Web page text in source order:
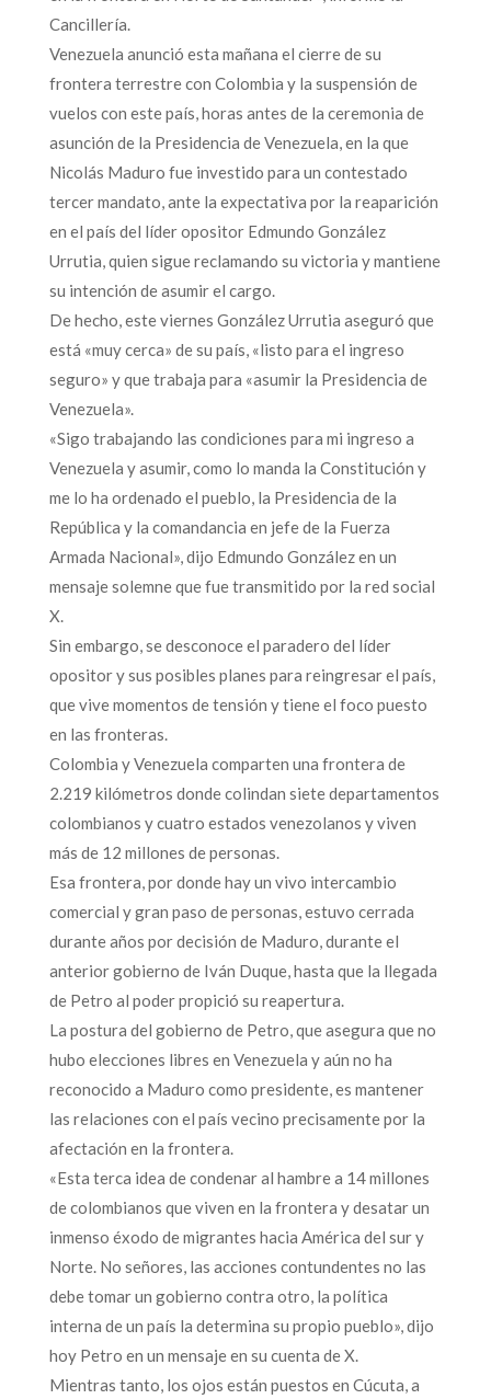
Cancillería.
Venezuela anunció esta mañana el cierre de su
frontera terrestre con Colombia y la suspensión de
vuelos con este país, horas antes de la ceremonia de
asunción de la Presidencia de Venezuela, en la que
Nicolás Maduro fue investido para un contestado
tercer mandato, ante la expectativa por la reaparición
en el país del líder opositor Edmundo González
Urrutia, quien sigue reclamando su victoria y mantiene
su intención de asumir el cargo.
De hecho, este viernes González Urrutia aseguró que
está «muy cerca» de su país, «listo para el ingreso
seguro» y que trabaja para «asumir la Presidencia de
Venezuela».
«Sigo trabajando las condiciones para mi ingreso a
Venezuela y asumir, como lo manda la Constitución y
me lo ha ordenado el pueblo, la Presidencia de la
República y la comandancia en jefe de la Fuerza
Armada Nacional», dijo Edmundo González en un
mensaje solemne que fue transmitido por la red social
X.
Sin embargo, se desconoce el paradero del líder
opositor y sus posibles planes para reingresar el país,
que vive momentos de tensión y tiene el foco puesto
en las fronteras.
Colombia y Venezuela comparten una frontera de
2.219 kilómetros donde colindan siete departamentos
colombianos y cuatro estados venezolanos y viven
más de 12 millones de personas.
Esa frontera, por donde hay un vivo intercambio
comercial y gran paso de personas, estuvo cerrada
durante años por decisión de Maduro, durante el
anterior gobierno de Iván Duque, hasta que la llegada
de Petro al poder propició su reapertura.
La postura del gobierno de Petro, que asegura que no
hubo elecciones libres en Venezuela y aún no ha
reconocido a Maduro como presidente, es mantener
las relaciones con el país vecino precisamente por la
afectación en la frontera.
«Esta terca idea de condenar al hambre a 14 millones
de colombianos que viven en la frontera y desatar un
inmenso éxodo de migrantes hacia América del sur y
Norte. No señores, las acciones contundentes no las
debe tomar un gobierno contra otro, la política
interna de un país la determina su propio pueblo», dijo
hoy Petro en un mensaje en su cuenta de X.
Mientras tanto, los ojos están puestos en Cúcuta, a